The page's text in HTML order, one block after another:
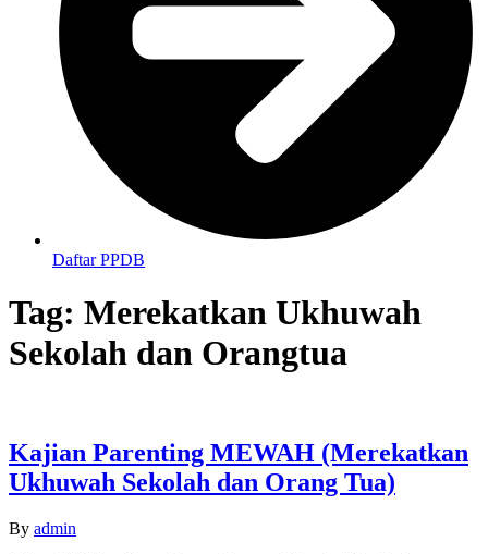
Daftar PPDB
Tag: Merekatkan Ukhuwah
Sekolah dan Orangtua
Kajian Parenting MEWAH (Merekatkan
Ukhuwah Sekolah dan Orang Tua)
By admin